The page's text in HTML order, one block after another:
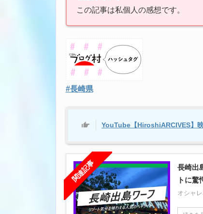
この記事は私個人の感想です。
#長崎県
YouTube【HiroshiARCIVES】
関連記事
長崎出
トに驚
オシャ